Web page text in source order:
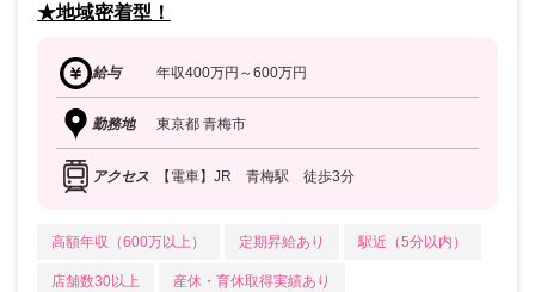
★地域密着型！
給与 年収400万円～600万円
勤務地 東京都 青梅市
アクセス 【電車】JR 青梅駅 徒歩3分
高額年収（600万以上） 定期昇給あり 駅近（5分以内）
店舗数30以上 産休・育休取得実績あり